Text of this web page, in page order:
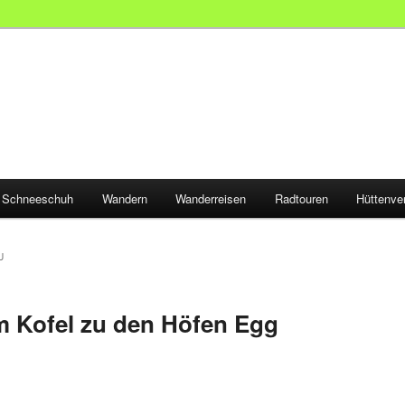
Schneeschuh Wandern Wanderreisen Radtouren
Kofel zu den Höfen Egg